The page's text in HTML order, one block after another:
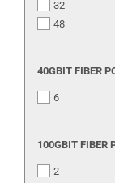
32
48
40GBIT
PORTS
40GBIT FIBER
6
100GBIT
PORTS
100GBIT FIBER
2